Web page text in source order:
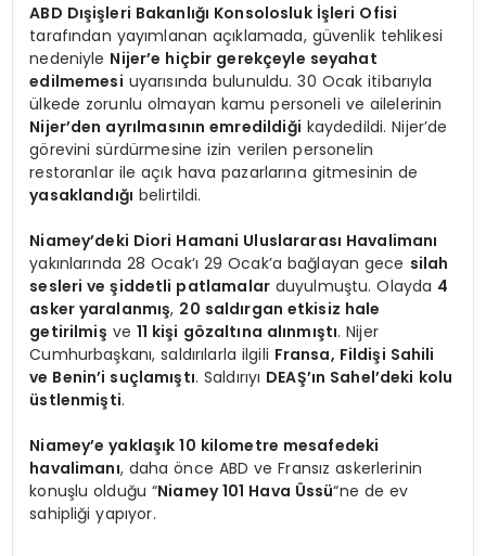
ABD Dışişleri Bakanlığı Konsolosluk İşleri Ofisi
tarafından yayımlanan açıklamada, güvenlik tehlikesi
nedeniyle Nijer’e hiçbir gerekçeyle seyahat
edilmemesi uyarısında bulunuldu. 30 Ocak itibarıyla
ülkede zorunlu olmayan kamu personeli ve ailelerinin
Nijer’den ayrılmasının emredildiği kaydedildi. Nijer’de
görevini sürdürmesine izin verilen personelin
restoranlar ile açık hava pazarlarına gitmesinin de
yasaklandığı belirtildi.
Niamey’deki Diori Hamani Uluslararası Havalimanı
yakınlarında 28 Ocak’ı 29 Ocak’a bağlayan gece silah
sesleri ve şiddetli patlamalarduyulmuştu. Olayda 4
asker yaralanmış, 20 saldırgan etkisiz hale
getirilmiş ve 11 kişi gözaltına alınmıştı. Nijer
Cumhurbaşkanı, saldırılarla ilgili Fransa, Fildişi Sahili
ve Benin’i suçlamıştı. Saldırıyı DEAŞ’ın Sahel’deki kolu
üstlenmişti.
Niamey’e yaklaşık 10 kilometre mesafedeki
havalimanı, daha önce ABD ve Fransız askerlerinin
konuşlu olduğu “Niamey 101 Hava Üssü“ne de ev
sahipliği yapıyor.